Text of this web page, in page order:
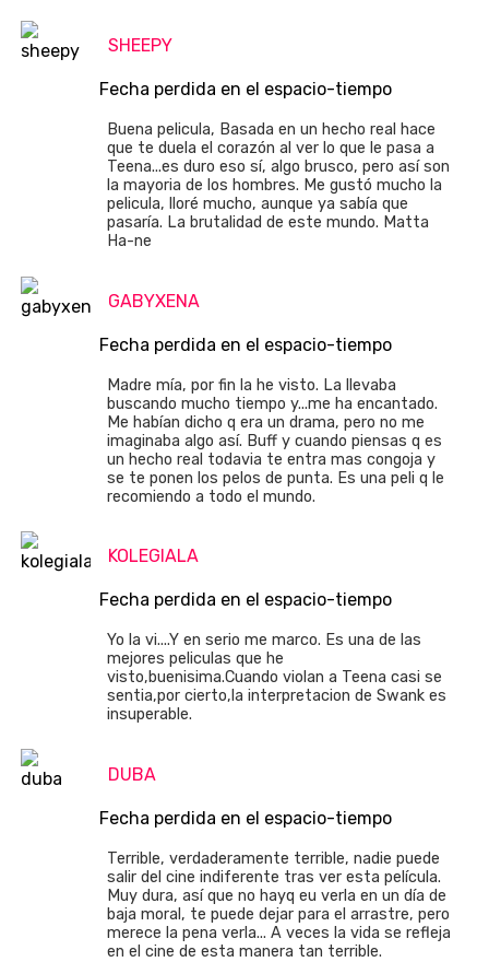
SHEEPY
Fecha perdida en el espacio-tiempo
Buena pelicula, Basada en un hecho real hace
que te duela el corazón al ver lo que le pasa a
Teena...es duro eso sí, algo brusco, pero así son
la mayoria de los hombres. Me gustó mucho la
pelicula, lloré mucho, aunque ya sabía que
pasaría. La brutalidad de este mundo. Matta
Ha-ne
GABYXENA
Fecha perdida en el espacio-tiempo
Madre mía, por fin la he visto. La llevaba
buscando mucho tiempo y...me ha encantado.
Me habían dicho q era un drama, pero no me
imaginaba algo así. Buff y cuando piensas q es
un hecho real todavia te entra mas congoja y
se te ponen los pelos de punta. Es una peli q le
recomiendo a todo el mundo.
KOLEGIALA
Fecha perdida en el espacio-tiempo
Yo la vi....Y en serio me marco. Es una de las
mejores peliculas que he
visto,buenisima.Cuando violan a Teena casi se
sentia,por cierto,la interpretacion de Swank es
insuperable.
DUBA
Fecha perdida en el espacio-tiempo
Terrible, verdaderamente terrible, nadie puede
salir del cine indiferente tras ver esta película.
Muy dura, así que no hayq eu verla en un día de
baja moral, te puede dejar para el arrastre, pero
merece la pena verla... A veces la vida se refleja
en el cine de esta manera tan terrible.